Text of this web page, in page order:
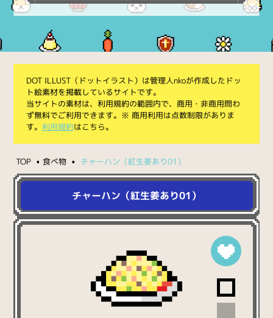
DOT ILLUST（ドットイラスト）は管理人nkoが作成したドッ
ト絵素材を掲載しているサイトです。
当サイトの素材は、利用規約の範囲内で、商用・非商用問わ
ず無料でご利用できます。※ 商用利用は点数制限がありま
す。 利用規約はこちら。
TOP 食べ物 チャーハン（紅生姜あり01）
チャーハン（紅生姜あり01）